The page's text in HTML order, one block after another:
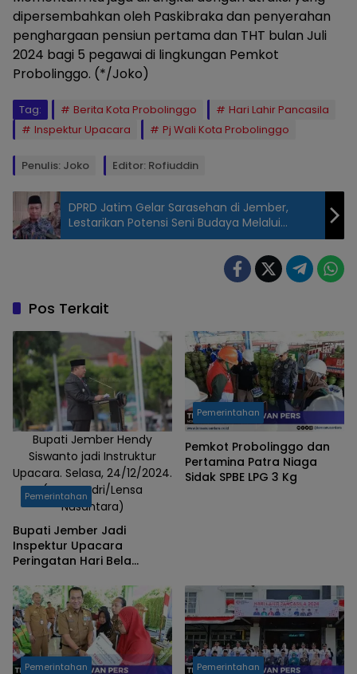
dipersembahkan oleh Paskibraka dan penyerahan
penghargaan pensiun pertama dan THT bulan Juli
2024 bagi 5 pegawai di lingkungan Pemkot
Probolinggo. (*/Joko)
Tag: Berita Kota Probolinggo
Hari Lahir Pancasila
Inspektur Upacara
Pj Wali Kota Probolinggo
Penulis: Joko Editor: Rofiuddin
DPRD Jatim Gelar Sarasehan di Jember,
Lestarikan Potensi Seni Budaya Melalui
Sektor Pariwisata
Pos Terkait
Bupati Jember Hendy
Siswanto jadi Instruktur
Upacara. Selasa, 24/12/2024.
(Foto: Badri/Lensa
Nusantara)
Pemerintahan
Bupati Jember Jadi
Inspektur Upacara
Peringatan Hari Bela
ke-96
Pemerintahan
Pemkot Probolinggo dan
Pertamina Patra Niaga
Sidak SPBE LPG 3 Kg
Pemerintahan Pemerintahan